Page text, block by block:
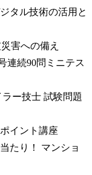
タル技術の活用と
害への備え
連続90問ミニテス
ラー技士 試験問題
イント講座
たり！ マンショ